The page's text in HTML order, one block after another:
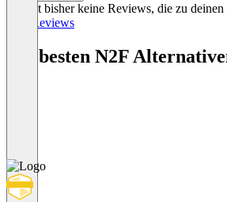
Es gibt bisher keine Reviews, die zu
Alle Reviews
Die besten N2F